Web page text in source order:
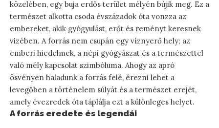
közelében, egy buja erdős terület mélyén bújik meg. Ez a
természet alkotta csoda évszázadok óta vonzza az
embereket, akik gyógyulást, erőt és reményt keresnek
vizében. A forrás nem csupán egy víznyerő hely; az
emberi hiedelmek, a népi gyógyászat és a természettel
való mély kapcsolat szimbóluma. Ahogy az apró
ösvényen haladunk a forrás felé, érezni lehet a
levegőben a történelem súlyát és a természet erejét,
amely évezredek óta táplálja ezt a különleges helyet.
A forrás eredete és legendái